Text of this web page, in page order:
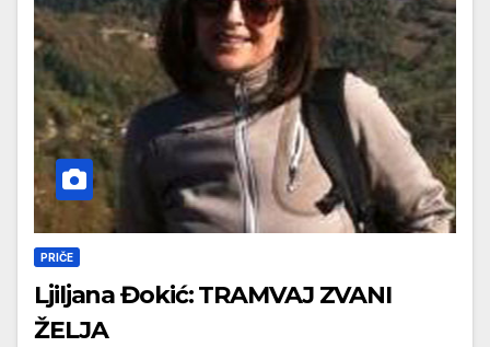
PRIČE
Ljiljana Đokić: TRAMVAJ ZVANI
ŽELJA